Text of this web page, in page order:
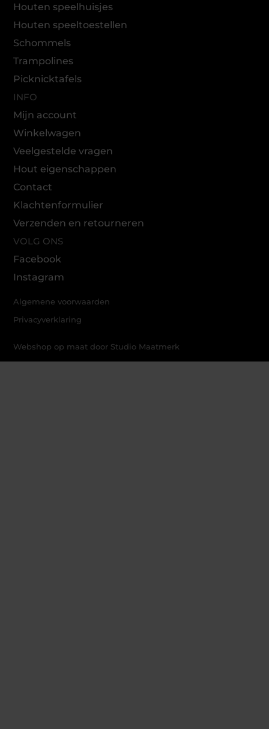
Houten speelhuisjes
Houten speeltoestellen
Schommels
Trampolines
Picknicktafels
INFO
Mijn account
Winkelwagen
Veelgestelde vragen
Hout eigenschappen
Contact
Klachtenformulier
Verzenden en retourneren
VOLG ONS
Facebook
Instagram
Webshop op maat door Studio Maatmerk
Algemene voorwaarden
Privacyverklaring